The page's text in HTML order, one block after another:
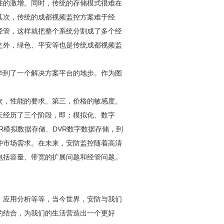
激增。同时，传统的存储模式很难在
次，传统的成都视频监控方案难于经
，这样就把整个系统分割成了多个经
，绿色、平安等也是传统成都视频监
了一个解决方案平台的地步。作为图
性能的要求。第三，价格的敏感度。
经历了三个阶段，即：模拟化、数字
拟数据存储、DVR数字数据存储，到
场需求。在未来， 安防监控随着高清
容量、带宽的扩展问题和经管问题。
用分析等等，当今世界， 安防与我们
结合，为我们的生活营造出一个更好